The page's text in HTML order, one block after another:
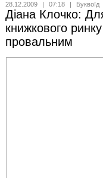
28.12.2009 | 07:18 | Буквоїд
Діана Клочко:
книжкового
провальним